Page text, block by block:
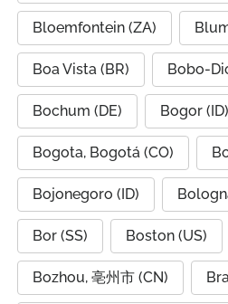
Bloemfontein (ZA)
Boa Vista (BR) Bobo-
Bochum (DE) Bogor (ID)
Bogota, Bogotá (CO)
Bojonegoro (ID)
Bor (SS) Boston (US)
Bozhou, 亳州市 (CN)